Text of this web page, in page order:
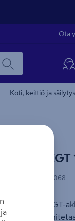
Ota
Koti, keittiö ja säilytys
40V XGT
88381561068
4,0 Ah:n XGT-